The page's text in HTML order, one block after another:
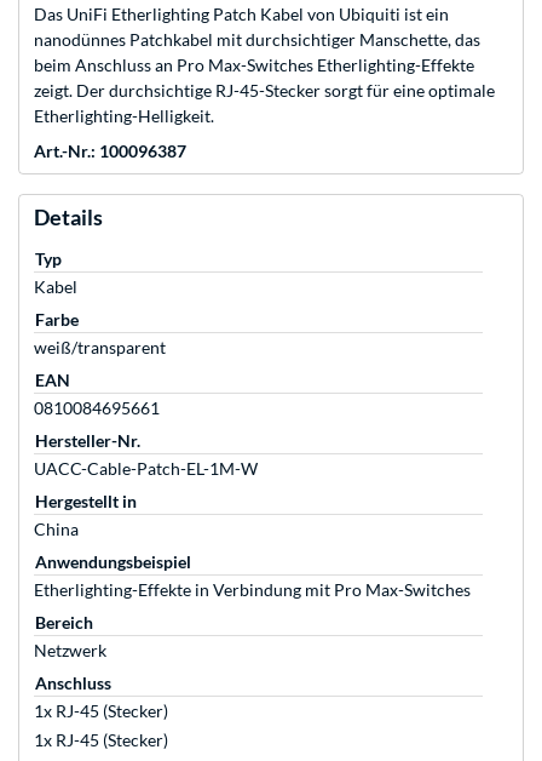
Das UniFi Etherlighting Patch Kabel von Ubiquiti ist ein
nanodünnes Patchkabel mit durchsichtiger Manschette, das
beim Anschluss an Pro Max-Switches Etherlighting-Effekte
zeigt. Der durchsichtige RJ-45-Stecker sorgt für eine optimale
Etherlighting-Helligkeit.
Art.-Nr.: 100096387
Details
Typ
Kabel
Farbe
weiß/transparent
EAN
0810084695661
Hersteller-Nr.
UACC-Cable-Patch-EL-1M-W
Hergestellt in
China
Anwendungsbeispiel
Etherlighting-Effekte in Verbindung mit Pro Max-Switches
Bereich
Netzwerk
Anschluss
1x RJ-45 (Stecker)
1x RJ-45 (Stecker)